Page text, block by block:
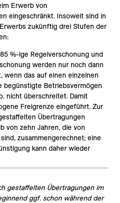
Erwerb von
eingeschränkt. Insoweit sind in
zukünftig drei Stufen der
%-ige Regelverschonung und
werden nur noch dann
wenn das auf einen einzelnen
begünstigte Betriebsvermögen
nicht überschreitet. Damit
Freigrenze eingeführt. Zur
Übertragungen
von zehn Jahren, die von
zusammengerechnet; eine
kann daher wieder
gestaffelten Übertragungen im
ggf. schon während der